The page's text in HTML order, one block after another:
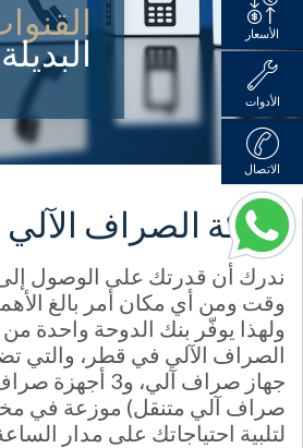
البديلة
شبكة الصراف الآلي
ندرك أن قدرتك على الوصول
وقت ومن أي مكان أمر بالغ
ولهذا يوفّر بنك الدوحة واحدة
جهاز صراف آلي،
صراف آلي متنقل) موزعة في
لتلبية احتياجاتك على مدار
الأسعار
الأدوات
الاتصال